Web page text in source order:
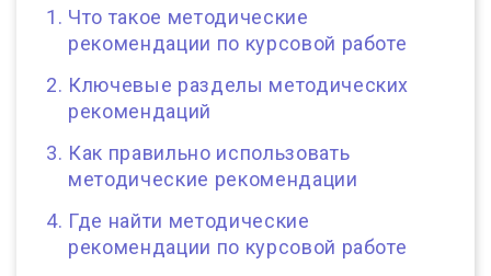
Что такое методические
рекомендации по курсовой работе
Ключевые разделы методических
рекомендаций
Как правильно использовать
методические рекомендации
Где найти методические
рекомендации по курсовой работе